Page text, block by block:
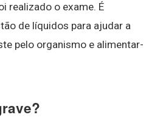
realizado o exame. É
de líquidos para ajudar a
pelo organismo e alimentar-